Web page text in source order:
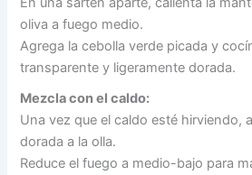
oliva a fuego medio.
Agrega la cebolla verde picada y
transparente y ligeramente dorada.
Mezcla con el caldo:
Una vez que el caldo esté hirviendo,
dorada a la olla.
Reduce el fuego a medio-bajo para